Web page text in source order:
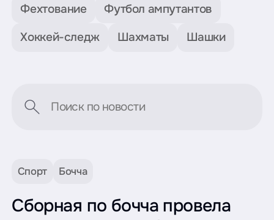
Фехтование
Футбол ампутантов
Хоккей-следж
Шахматы Шашки
Спорт Бочча
Сборная по бочча провела